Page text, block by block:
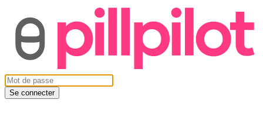
Se connecter